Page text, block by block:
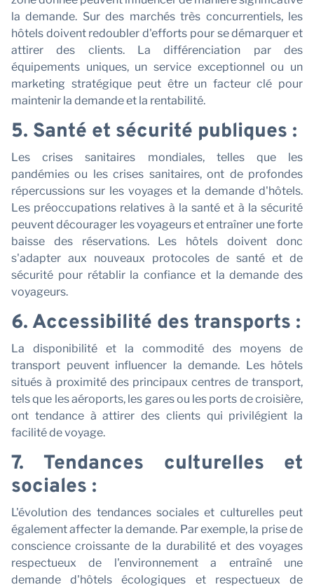
la demande. Sur des marchés très concurrentiels, les
hôtels doivent redoubler d'efforts pour se démarquer et
attirer des clients. La différenciation par des
équipements uniques, un service exceptionnel ou un
marketing stratégique peut être un facteur clé pour
maintenir la demande et la rentabilité.
5. Santé et sécurité publiques :
Les crises sanitaires mondiales, telles que les
pandémies ou les crises sanitaires, ont de profondes
répercussions sur les voyages et la demande d'hôtels.
Les préoccupations relatives à la santé et à la sécurité
peuvent décourager les voyageurs et entraîner une forte
baisse des réservations. Les hôtels doivent donc
s'adapter aux nouveaux protocoles de santé et de
sécurité pour rétablir la confiance et la demande des
voyageurs.
6. Accessibilité des transports :
La disponibilité et la commodité des moyens de
transport peuvent influencer la demande. Les hôtels
situés à proximité des principaux centres de transport,
tels que les aéroports, les gares ou les ports de croisière,
ont tendance à attirer des clients qui privilégient la
facilité de voyage.
7. Tendances culturelles et
sociales :
L'évolution des tendances sociales et culturelles peut
également affecter la demande. Par exemple, la prise de
conscience croissante de la durabilité et des voyages
respectueux de l'environnement a entraîné une
demande d'hôtels écologiques et respectueux de